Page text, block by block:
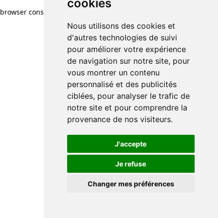
cookies
Nous utilisons des cookies et
d'autres technologies de suivi
pour améliorer votre expérience
de navigation sur notre site, pour
vous montrer un contenu
personnalisé et des publicités
ciblées, pour analyser le trafic de
notre site et pour comprendre la
provenance de nos visiteurs.
J'accepte
Je refuse
Changer mes préférences
browser console for more information)